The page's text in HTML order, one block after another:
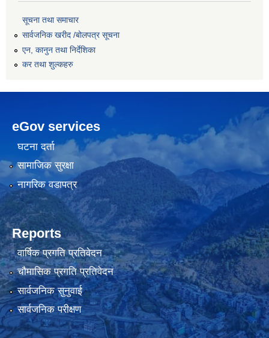
सूचना तथा समाचार
सार्वजनिक खरीद /बोलपत्र सूचना
एन, कानुन तथा निर्देशिका
कर तथा शुल्कहरु
eGov services
घटना दर्ता
सामाजिक सुरक्षा
नागरिक वडापत्र
Reports
वार्षिक प्रगति प्रतिवेदन
चौमासिक प्रगति प्रतिवेदन
सार्वजनिक सुनुवाई
सार्वजनिक परीक्षण